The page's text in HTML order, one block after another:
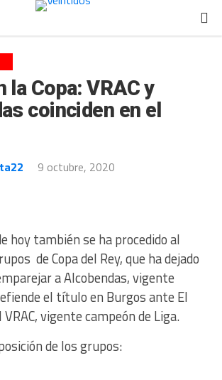
la Copa: VRAC y
coinciden en el
9 octubre, 2020
hoy también se ha procedido al
de Copa del Rey, que ha dejado
a Alcobendas, vigente
el título en Burgos ante El
vigente campeón de Liga.
de los grupos: